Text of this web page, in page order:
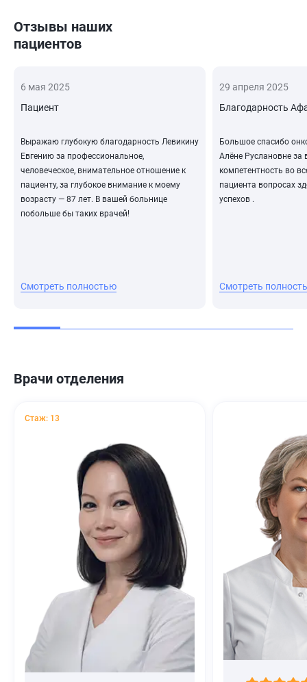
Отзывы наших
пациентов
6 мая 2025
Пациент
Выражаю глубокую благодарность Левикину
Евгению за профессиональное,
человеческое, внимательное отношение к
пациенту, за глубокое внимание к моему
возрасту — 87 лет. В вашей больнице
побольше бы таких врачей!
Смотреть полностью
29 апреля 2025
Благодарность
Большое спасибо
Алёне Руслановне за
компетентность во
пациента вопросах
успехов .
Смотреть
Врачи отделения
Стаж: 13